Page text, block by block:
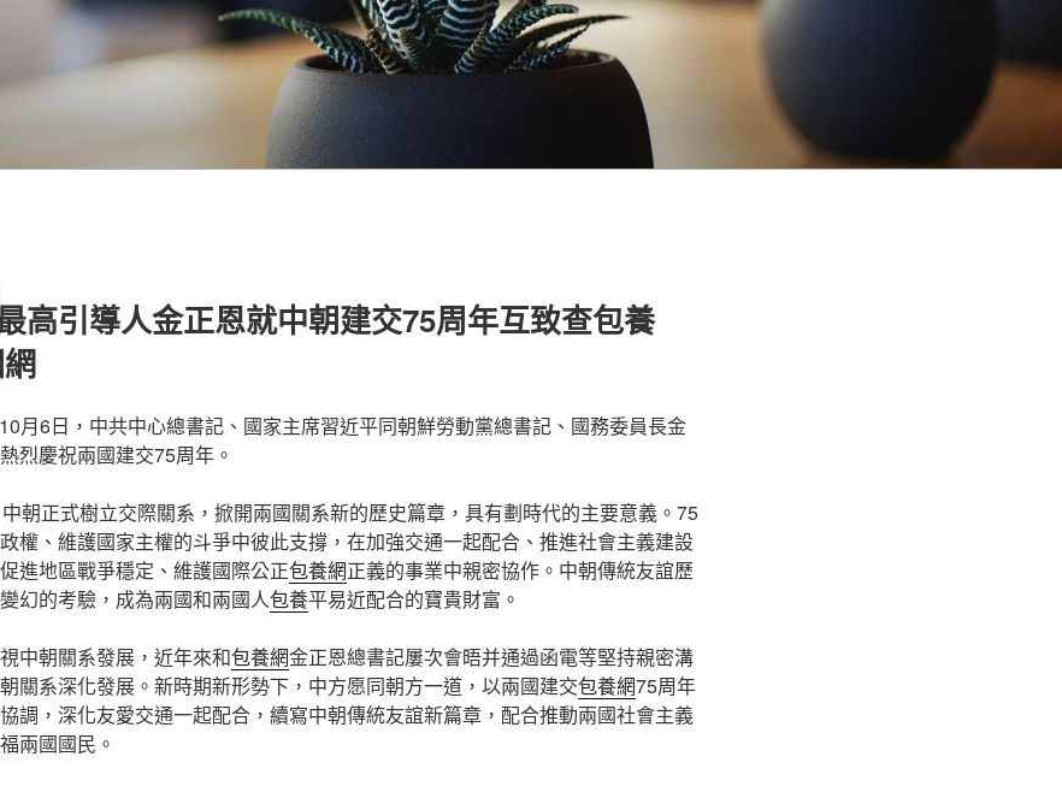
高引導人金正恩就中朝建交75周年互致查包養
月6日，中共中心總書記、國家主席習近平同朝鮮勞動黨總書記、國務委員長金
熱烈慶祝兩國建交75周年。
朝正式樹立交際關系，掀開兩國關系新的歷史篇章，具有劃時代的主要意義。75
權、維護國家主權的斗爭中彼此支撐，在加強交通一起配合、推進社會主義建設
進地區戰爭穩定、維護國際公正包養網正義的事業中親密協作。中朝傳統友誼歷
幻的考驗，成為兩國和兩國人包養平易近配合的寶貴財富。
中朝關系發展，近年來和包養網金正恩總書記屢次會晤并通過函電等堅持親密溝
關系深化發展。新時期新形勢下，中方愿同朝方一道，以兩國建交包養網75周年
調，深化友愛交通一起配合，續寫中朝傳統友誼新篇章，配合推動兩國社會主義
兩國國民。